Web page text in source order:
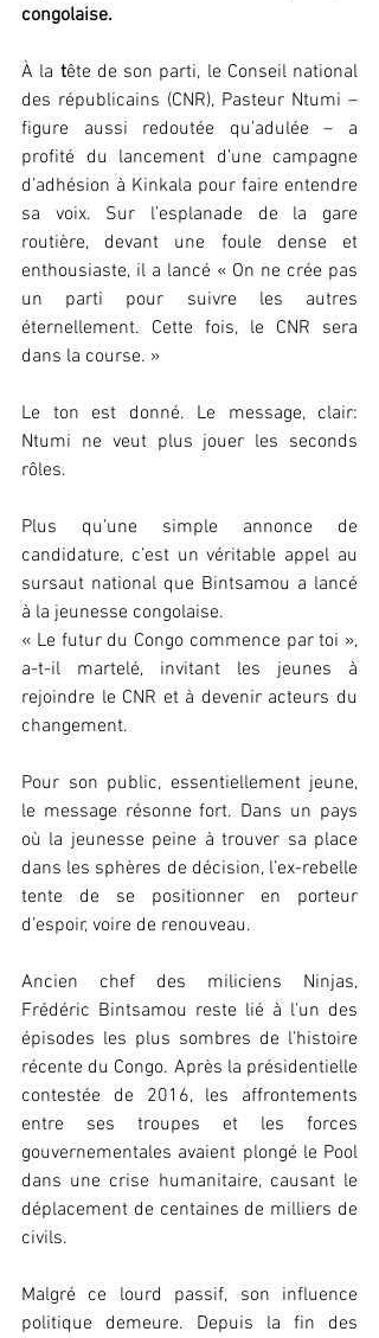
congolaise.
À la tête de son parti, le Conseil national
des républicains (CNR), Pasteur Ntumi –
figure aussi redoutée qu’adulée – a
profité du lancement d’une campagne
d’adhésion à Kinkala pour faire entendre
sa voix. Sur l’esplanade de la gare
routière, devant une foule dense et
enthousiaste, il a lancé « On ne crée pas
un parti pour suivre les autres
éternellement. Cette fois, le CNR sera
dans la course. »
Le ton est donné. Le message, clair:
Ntumi ne veut plus jouer les seconds
rôles.
Plus qu’une simple annonce de
candidature, c’est un véritable appel au
sursaut national que Bintsamou a lancé
à la jeunesse congolaise.
« Le futur du Congo commence par toi »,
a-t-il martelé, invitant les jeunes à
rejoindre le CNR et à devenir acteurs du
changement.
Pour son public, essentiellement jeune,
le message résonne fort. Dans un pays
où la jeunesse peine à trouver sa place
dans les sphères de décision, l’ex-rebelle
tente de se positionner en porteur
d’espoir, voire de renouveau.
Ancien chef des miliciens Ninjas,
Frédéric Bintsamou reste lié à l’un des
épisodes les plus sombres de l’histoire
récente du Congo. Après la présidentielle
contestée de 2016, les affrontements
entre ses troupes et les forces
gouvernementales avaient plongé le Pool
dans une crise humanitaire, causant le
déplacement de centaines de milliers de
civils.
Malgré ce lourd passif, son influence
politique demeure. Depuis la fin des